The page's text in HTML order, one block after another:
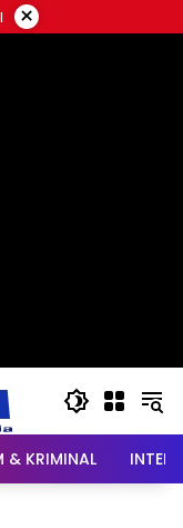
×
& KRIMINAL